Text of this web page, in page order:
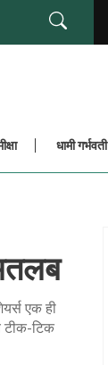
धामी गर्भवती
एक ही
टीक-टिक